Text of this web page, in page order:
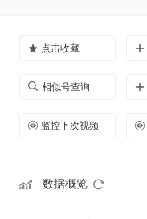
点击收藏
相似号查询
监控下次视频
数据概览